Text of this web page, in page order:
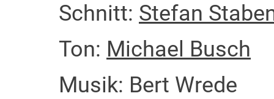
Schnitt: Stefan
Ton: Michael Busch
Musik: Bert Wrede